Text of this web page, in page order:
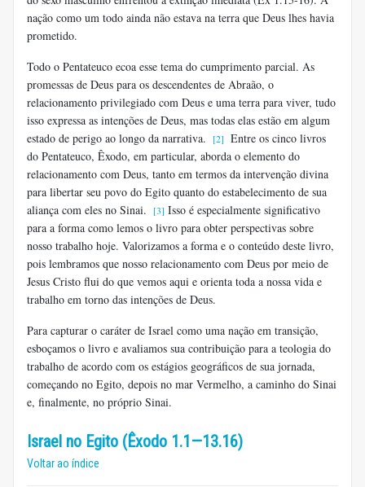
nação como um todo ainda não estava na terra que Deus lhes havia
prometido.
Todo o Pentateuco ecoa esse tema do cumprimento parcial. As
promessas de Deus para os descendentes de Abraão, o
relacionamento privilegiado com Deus e uma terra para viver, tudo
isso expressa as intenções de Deus, mas todas elas estão em algum
estado de perigo ao longo da narrativa.
[2] Entre os cinco livros
do Pentateuco, Êxodo, em particular, aborda o elemento do
relacionamento com Deus, tanto em termos da intervenção divina
para libertar seu povo do Egito quanto do estabelecimento de sua
aliança com eles no Sinai.
[3] Isso é especialmente significativo
para a forma como lemos o livro para obter perspectivas sobre
nosso trabalho hoje. Valorizamos a forma e o conteúdo deste livro,
pois lembramos que nosso relacionamento com Deus por meio de
Jesus Cristo flui do que vemos aqui e orienta toda a nossa vida e
trabalho em torno das intenções de Deus.
Para capturar o caráter de Israel como uma nação em transição,
esboçamos o livro e avaliamos sua contribuição para a teologia do
trabalho de acordo com os estágios geográficos de sua jornada,
começando no Egito, depois no mar Vermelho, a caminho do Sinai
e, finalmente, no próprio Sinai.
Israel no Egito (Êxodo 1.1—13.16)
Voltar ao índice